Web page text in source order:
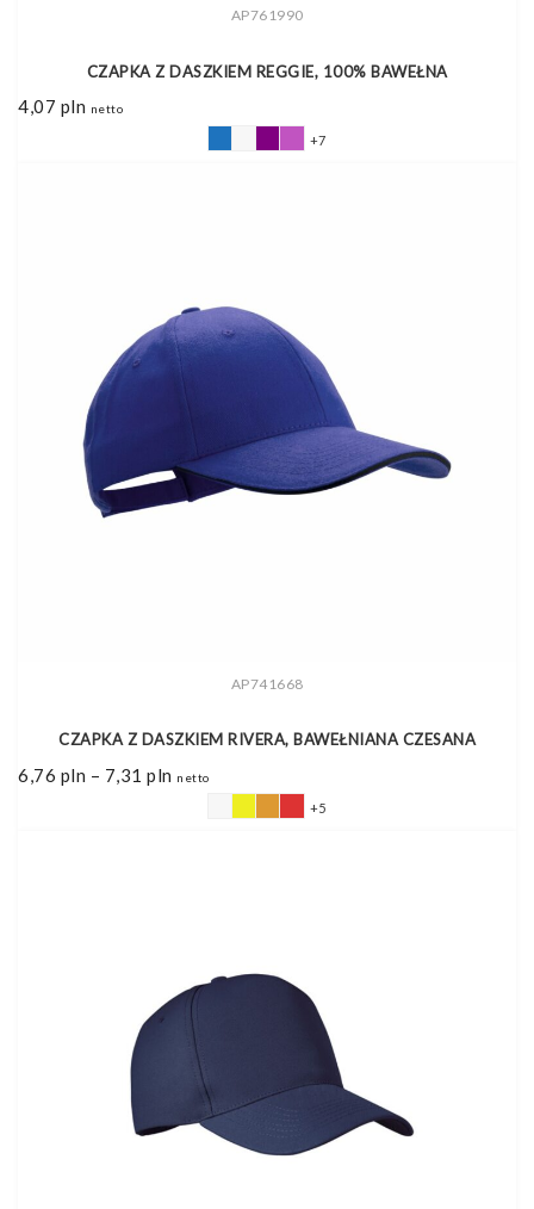
AP761990
CZAPKA Z DASZKIEM REGGIE, 100% BAWEŁNA
4,07 pln netto
+7
AP741668
CZAPKA Z DASZKIEM RIVERA, BAWEŁNIANA CZESANA
6,76 pln – 7,31 pln Zakres
cen:
6,76 pln
netto
+5